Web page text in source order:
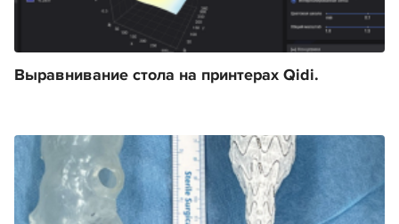
Выравнивание стола на принтерах Qidi.